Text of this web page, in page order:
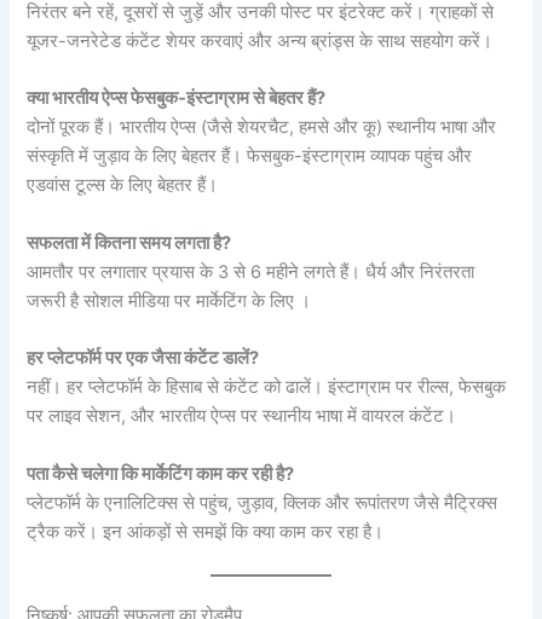
निरंतर बने रहें, दूसरों से जुड़ें और उनकी पोस्ट पर इंटरेक्ट करें। ग्राहकों से
यूजर-जनरेटेड कंटेंट शेयर करवाएं और अन्य ब्रांड्स के साथ सहयोग करें।
क्या भारतीय ऐप्स फेसबुक-इंस्टाग्राम से बेहतर हैं?
दोनों पूरक हैं। भारतीय ऐप्स (जैसे शेयरचैट, हमसे और कू) स्थानीय भाषा और
संस्कृति में जुड़ाव के लिए बेहतर हैं। फेसबुक-इंस्टाग्राम व्यापक पहुंच और
एडवांस टूल्स के लिए बेहतर हैं।
सफलता में कितना समय लगता है?
आमतौर पर लगातार प्रयास के 3 से 6 महीने लगते हैं। धैर्य और निरंतरता
जरूरी है सोशल मीडिया पर मार्केटिंग के लिए ।
हर प्लेटफॉर्म पर एक जैसा कंटेंट डालें?
नहीं। हर प्लेटफॉर्म के हिसाब से कंटेंट को ढालें। इंस्टाग्राम पर रील्स, फेसबुक
पर लाइव सेशन, और भारतीय ऐप्स पर स्थानीय भाषा में वायरल कंटेंट।
पता कैसे चलेगा कि मार्केटिंग काम कर रही है?
प्लेटफॉर्म के एनालिटिक्स से पहुंच, जुड़ाव, क्लिक और रूपांतरण जैसे मैट्रिक्स
ट्रैक करें। इन आंकड़ों से समझें कि क्या काम कर रहा है।